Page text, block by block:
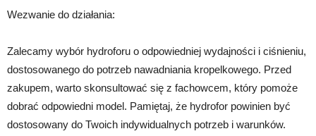
Wezwanie do działania:
Zalecamy wybór hydroforu o odpowiedniej wydajności i ciśnieniu,
dostosowanego do potrzeb nawadniania kropelkowego. Przed
zakupem, warto skonsultować się z fachowcem, który pomoże
dobrać odpowiedni model. Pamiętaj, że hydrofor powinien być
dostosowany do Twoich indywidualnych potrzeb i warunków.